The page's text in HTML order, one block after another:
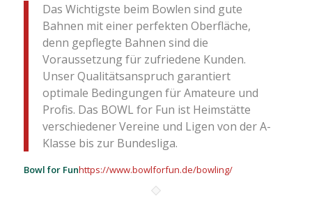
Das Wichtigste beim Bowlen sind gute
Bahnen mit einer perfekten Oberfläche,
denn gepflegte Bahnen sind die
Voraussetzung für zufriedene Kunden.
Unser Qualitätsanspruch garantiert
optimale Bedingungen für Amateure und
Profis. Das BOWL for Fun ist Heimstätte
verschiedener Vereine und Ligen von der A-
Klasse bis zur Bundesliga.
Bowl for Funhttps://www.bowlforfun.de/bowling/